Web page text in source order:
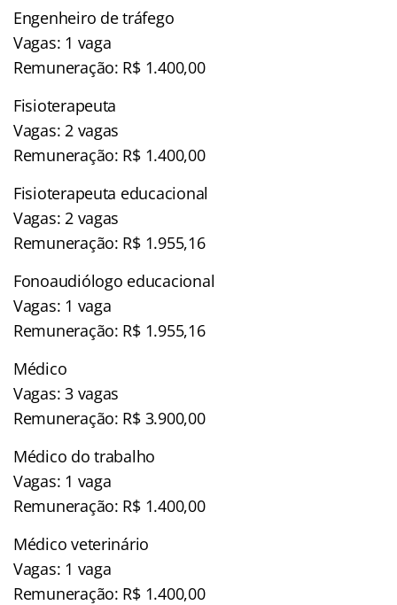
Engenheiro de tráfego
Vagas: 1 vaga
Remuneração: R$ 1.400,00
Fisioterapeuta
Vagas: 2 vagas
Remuneração: R$ 1.400,00
Fisioterapeuta educacional
Vagas: 2 vagas
Remuneração: R$ 1.955,16
Fonoaudiólogo educacional
Vagas: 1 vaga
Remuneração: R$ 1.955,16
Médico
Vagas: 3 vagas
Remuneração: R$ 3.900,00
Médico do trabalho
Vagas: 1 vaga
Remuneração: R$ 1.400,00
Médico veterinário
Vagas: 1 vaga
Remuneração: R$ 1.400,00